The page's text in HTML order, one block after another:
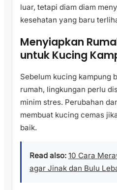
luar, tetapi diam diam
kesehatan yang baru
Menyiapkan
untuk Kucing
Sebelum kucing kampung
rumah, lingkungan perlu
minim stres. Perubahan
membuat kucing cemas
baik.
Read also: 10 Cara
agar Jinak dan Bulu